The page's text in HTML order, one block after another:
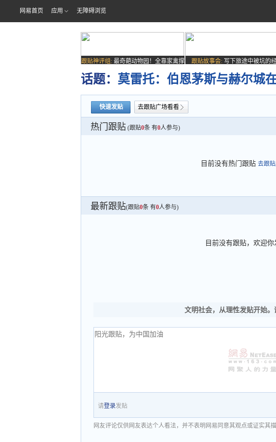
网易首页 应用 无障碍浏览
跟贴神评组: 最奇葩动物园！全靠家禽撑
场子
跟贴故事会: 写下旅途中被坑的
话题： 莫雷托：伯恩茅斯与赫尔城
快速发贴 去跟贴广场看看
热门跟贴 (跟贴0条 有0人参与)
目前没有热门跟贴 去跟
最新跟贴(跟贴0条 有0人参与)
目前没有跟贴，欢迎你
文明社会，从理性发贴开始。
请登录发贴
网友评论仅供网友表达个人看法，并不表明网易同意其观点或证实其